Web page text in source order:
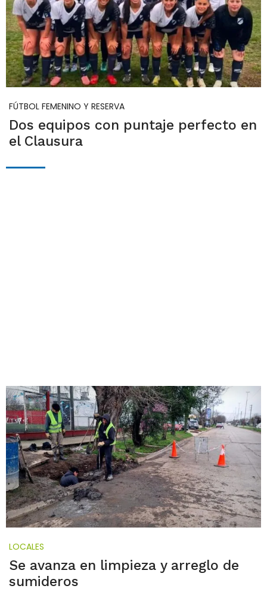
FÚTBOL FEMENINO Y RESERVA
Dos equipos con puntaje perfecto en
el Clausura
LOCALES
Se avanza en limpieza y arreglo de
sumideros